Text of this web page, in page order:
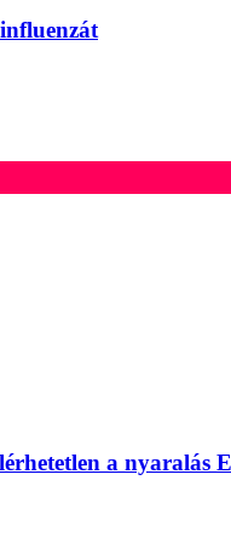
a nyaralás